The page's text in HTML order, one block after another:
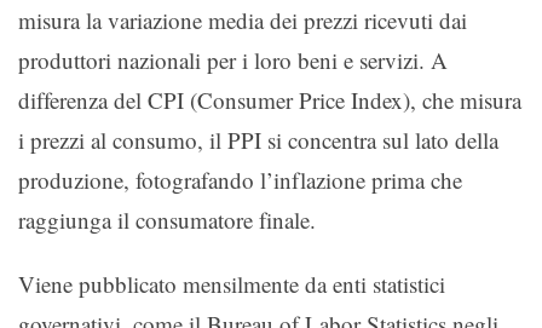
misura la variazione media dei prezzi ricevuti dai
produttori nazionali per i loro beni e servizi. A
differenza del CPI (Consumer Price Index), che misura
i prezzi al consumo, il PPI si concentra sul lato della
produzione, fotografando l’inflazione prima che
raggiunga il consumatore finale.
Viene pubblicato mensilmente da enti statistici